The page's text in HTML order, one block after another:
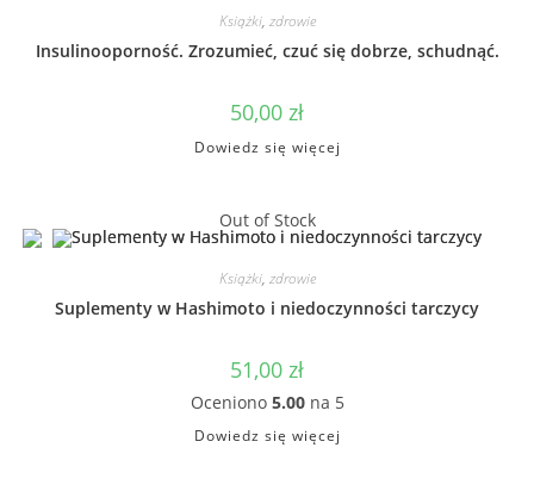
Książki, zdrowie
Insulinooporność. Zrozumieć, czuć się dobrze, schudnąć.
50,00 zł
Dowiedz się więcej
Out of Stock
Książki, zdrowie
Suplementy w Hashimoto i niedoczynności tarczycy
51,00 zł
Oceniono 5.00na 5
Dowiedz się więcej